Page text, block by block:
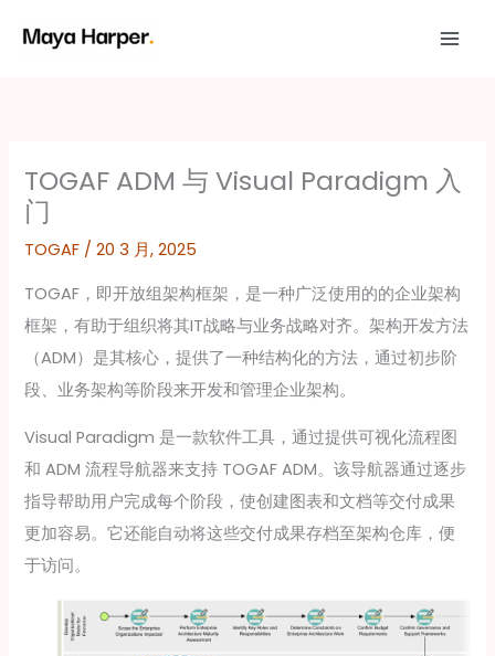
TOGAF ADM 与 Visual Paradigm 入
门
TOGAF /20 3 月, 2025
TOGAF，即开放组架构框架，是一种广泛使用的的企业架构
框架，有助于组织将其IT战略与业务战略对齐。架构开发方法
（ADM）是其核心，提供了一种结构化的方法，通过初步阶
段、业务架构等阶段来开发和管理企业架构。
Visual Paradigm 是一款软件工具，通过提供可视化流程图
和 ADM 流程导航器来支持 TOGAF ADM。该导航器通过逐步
指导帮助用户完成每个阶段，使创建图表和文档等交付成果
更加容易。它还能自动将这些交付成果存档至架构仓库，便
于访问。